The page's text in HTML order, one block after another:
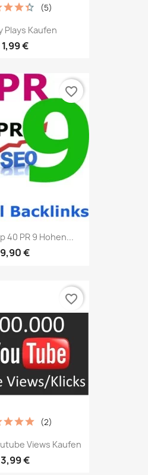
Plays Kaufen
1,99 €
(5)
40 PR 9 Hohen...
9,90 €
favorite_border
Views Kaufen
3,99 €
(2)
favorite_border